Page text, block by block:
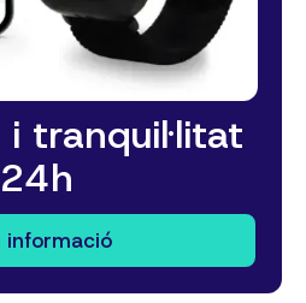
tranquil·litat
24h
informació